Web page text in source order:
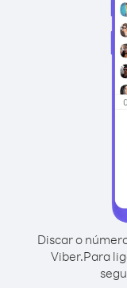
Discar o
Viber.Para